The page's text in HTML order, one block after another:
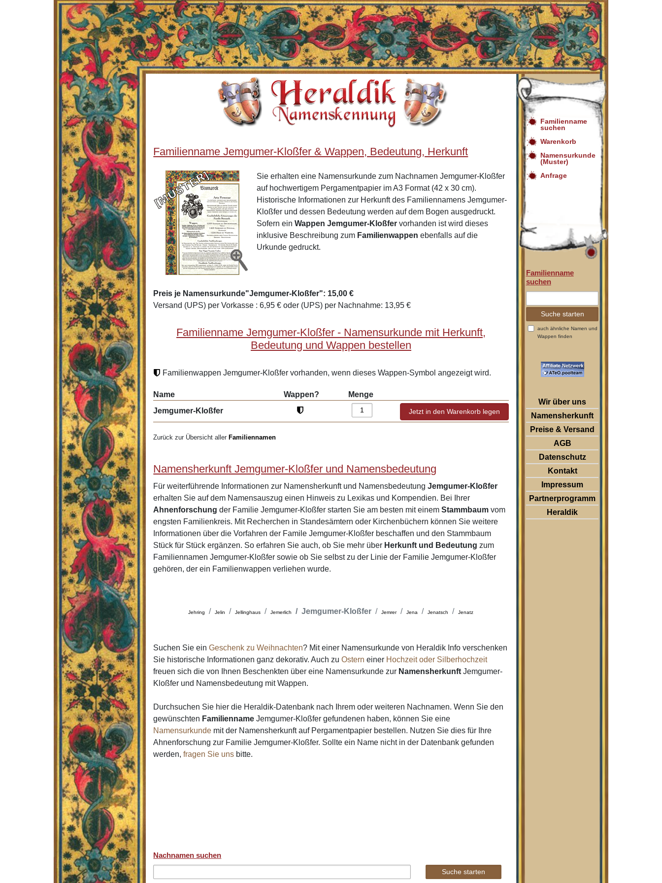
Familienname Jemgumer-Kloßfer & Wappen, Bedeutung, Herkunft
Sie erhalten eine Namensurkunde zum Nachnamen Jemgumer-Kloßfer
auf hochwertigem Pergamentpapier im A3 Format (42 x 30 cm).
Historische Informationen zur Herkunft des Familiennamens Jemgumer-
Kloßfer und dessen Bedeutung werden auf dem Bogen ausgedruckt.
Sofern einWappen Jemgumer-Kloßfer vorhanden ist wird dieses
inklusive Beschreibung zum Familienwappen ebenfalls auf die
Urkunde gedruckt.
Preis je Namensurkunde"Jemgumer-Kloßfer": 15,00 €
Versand (UPS) per Vorkasse : 6,95 € oder (UPS) per Nachnahme: 13,95 €
Familienname Jemgumer-Kloßfer - Namensurkunde mit Herkunft,
Bedeutung und Wappen bestellen
Familienwappen Jemgumer-Kloßfer vorhanden, wenn dieses Wappen-Symbol angezeigt wird.
Name Wappen?
Menge
Jemgumer-Kloßfer
Zurück zur Übersicht aller Familiennamen
Namensherkunft Jemgumer-Kloßfer und Namensbedeutung
Für weiterführende Informationen zur Namensherkunft und NamensbedeutungJemgumer-Kloßfer
erhalten Sie auf dem Namensauszug einen Hinweis zu Lexikas und Kompendien. Bei Ihrer
Ahnenforschung der Familie Jemgumer-Kloßfer starten Sie am besten mit einemStammbaum vom
engsten Familienkreis. Mit Recherchen in Standesämtern oder Kirchenbüchern können Sie weitere
Informationen über die Vorfahren der Famile Jemgumer-Kloßfer beschaffen und den Stammbaum
Stück für Stück ergänzen. So erfahren Sie auch, ob Sie mehr über Herkunft und Bedeutung zum
Familiennamen Jemgumer-Kloßfer sowie ob Sie selbst zu der Linie der Familie Jemgumer-Kloßfer
gehören, der ein Familienwappen verliehen wurde.
Jehring Jelin Jellinghaus Jemerlich Jemgumer-Kloßfer Jemrer Jena Jenatsch Jenatz
Suchen Sie einGeschenk zu Weihnachten? Mit einer Namensurkunde von Heraldik Info verschenken
Sie historische Informationen ganz dekorativ. Auch zuOstern einer Hochzeit oder Silberhochzeit
freuen sich die von Ihnen Beschenkten über eine Namensurkunde zur Namensherkunft Jemgumer-
Kloßfer und Namensbedeutung mit Wappen.
Durchsuchen Sie hier die Heraldik-Datenbank nach Ihrem oder weiteren Nachnamen. Wenn Sie den
gewünschten Familienname Jemgumer-Kloßfer gefundenen haben, können Sie eine
Namensurkunde mit der Namensherkunft auf Pergamentpapier bestellen. Nutzen Sie dies für Ihre
Ahnenforschung zur Familie Jemgumer-Kloßfer. Sollte ein Name nicht in der Datenbank gefunden
werden,fragen Sie uns bitte.
Nachnamen suchen
Familienname
suchen
Warenkorb
Namensurkunde
(Muster)
Anfrage
Familienname
suchen
auch ähnliche Namen und
Wappen finden
Wir über uns
Namensherkunft
Preise & Versand
AGB
Datenschutz
Kontakt
Impressum
Partnerprogramm
Heraldik